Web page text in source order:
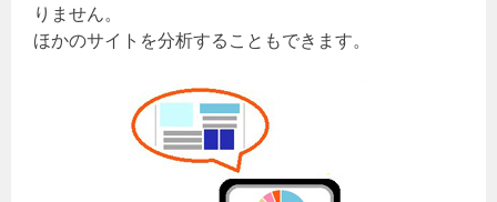
りません。
ほかのサイトを分析することもできます。